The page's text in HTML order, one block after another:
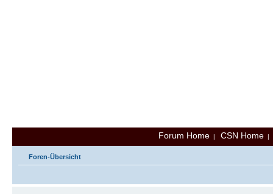
Forum Home | CSN Home
Foren-Übersicht